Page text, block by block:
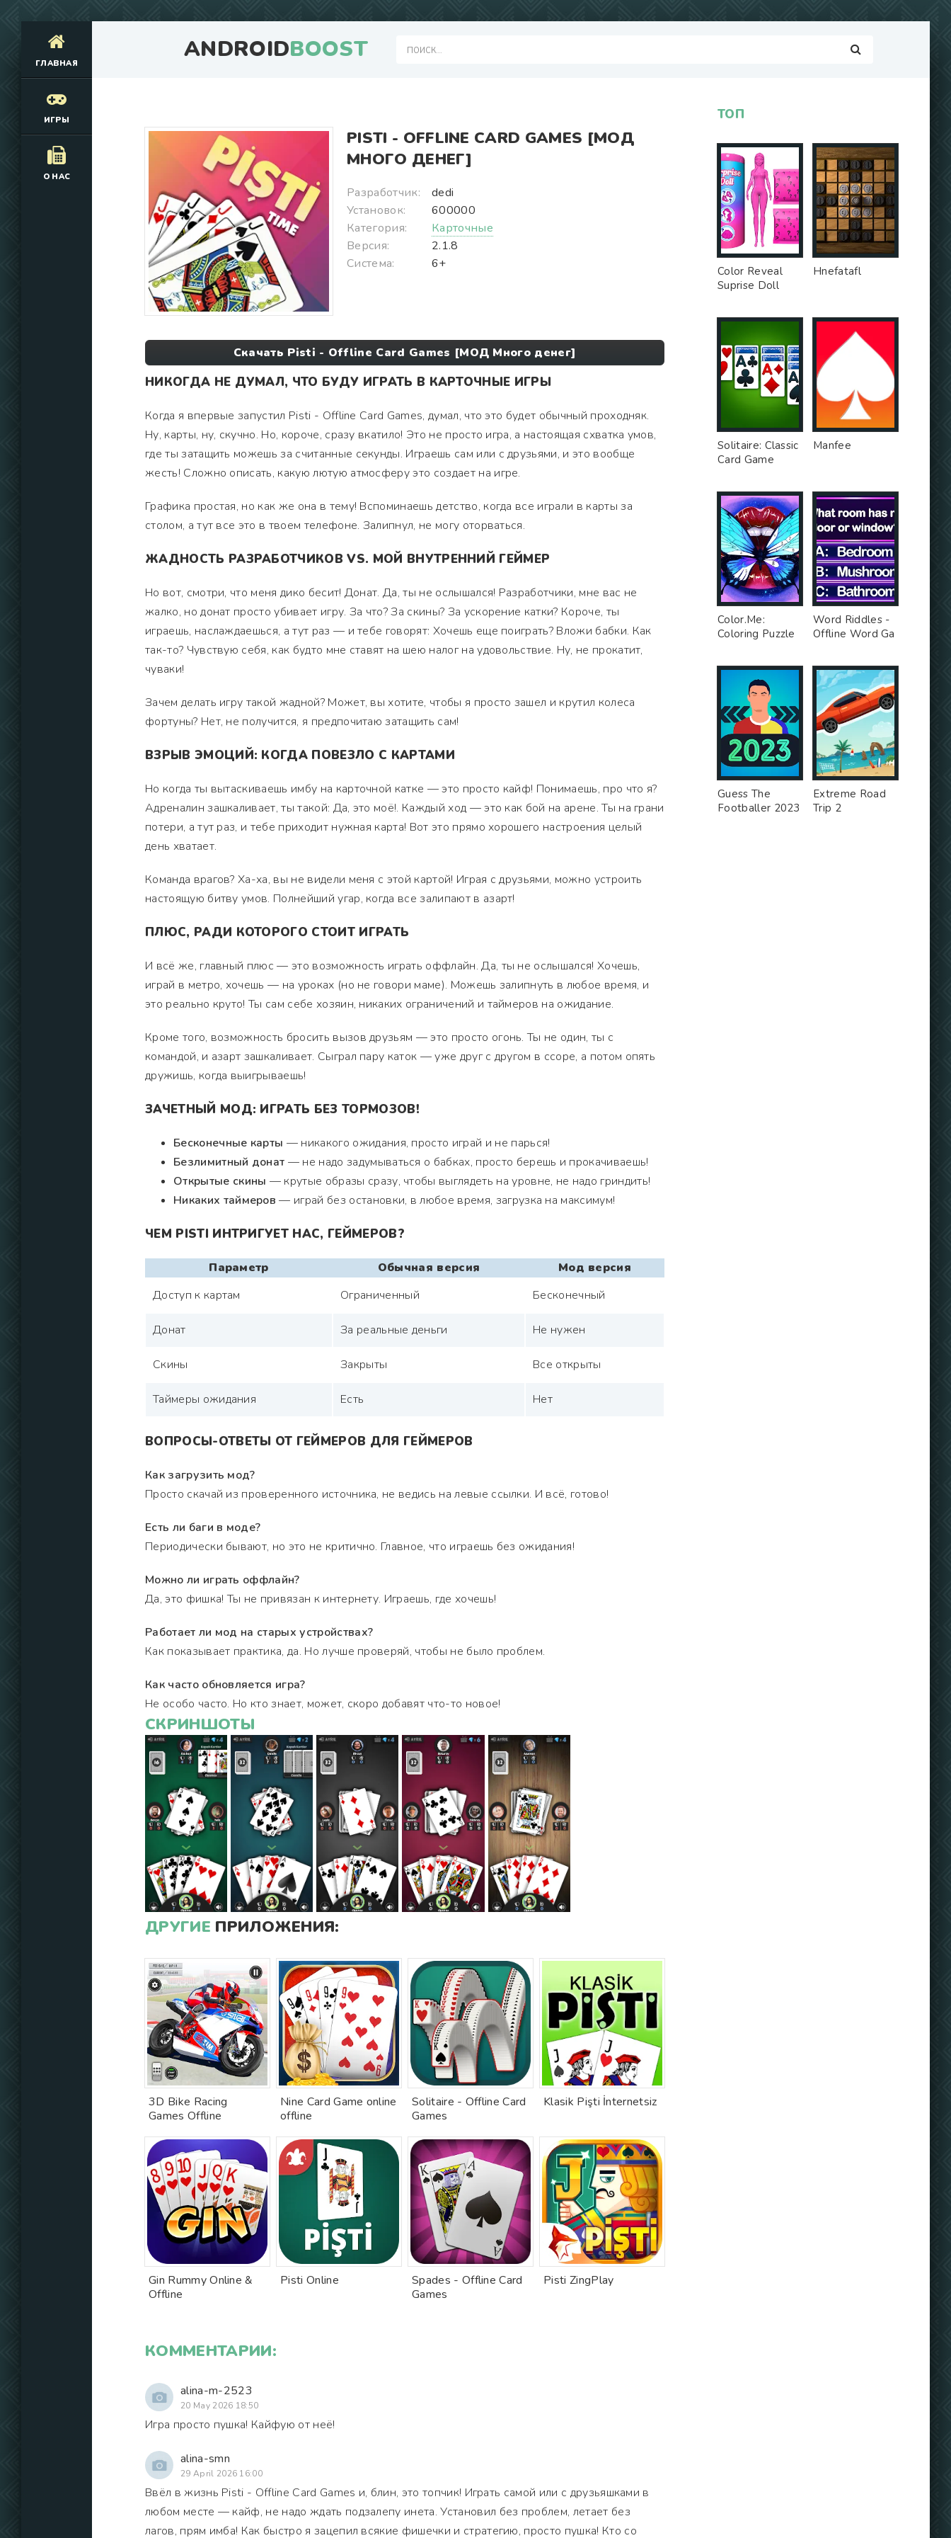
ANDROIDBOOST
ГЛАВНАЯ
ИГРЫ
О НАС
PISTI - OFFLINE CARD GAMES [МОД
МНОГО ДЕНЕГ]
Разработчик:
dedi
Установок:
600000
Категория:
Карточные
Версия:
2.1.8
Система:
6+
Скачать Pisti - Offline Card Games [МОД Много денег]
НИКОГДА НЕ ДУМАЛ, ЧТО БУДУ ИГРАТЬ В КАРТОЧНЫЕ ИГРЫ
Когда я впервые запустил Pisti - Offline Card Games, думал, что это будет обычный проходняк.
Ну, карты, ну, скучно. Но, короче, сразу вкатило! Это не просто игра, а настоящая схватка умов,
где ты затащить можешь за считанные секунды. Играешь сам или с друзьями, и это вообще
жесть! Сложно описать, какую лютую атмосферу это создает на игре.
Графика простая, но как же она в тему! Вспоминаешь детство, когда все играли в карты за
столом, а тут все это в твоем телефоне. Залипнул, не могу оторваться.
ЖАДНОСТЬ РАЗРАБОТЧИКОВ VS. МОЙ ВНУТРЕННИЙ ГЕЙМЕР
Но вот, смотри, что меня дико бесит! Донат. Да, ты не ослышался! Разработчики, мне вас не
жалко, но донат просто убивает игру. За что? За скины? За ускорение катки? Короче, ты
играешь, наслаждаешься, а тут раз — и тебе говорят: Хочешь еще поиграть? Вложи бабки. Как
так-то? Чувствую себя, как будто мне ставят на шею налог на удовольствие. Ну, не прокатит,
чуваки!
Зачем делать игру такой жадной? Может, вы хотите, чтобы я просто зашел и крутил колеса
фортуны? Нет, не получится, я предпочитаю затащить сам!
ВЗРЫВ ЭМОЦИЙ: КОГДА ПОВЕЗЛО С КАРТАМИ
Но когда ты вытаскиваешь имбу на карточной катке — это просто кайф! Понимаешь, про что я?
Адреналин зашкаливает, ты такой: Да, это моё!. Каждый ход — это как бой на арене. Ты на грани
потери, а тут раз, и тебе приходит нужная карта! Вот это прямо хорошего настроения целый
день хватает.
Команда врагов? Ха-ха, вы не видели меня с этой картой! Играя с друзьями, можно устроить
настоящую битву умов. Полнейший угар, когда все залипают в азарт!
ПЛЮС, РАДИ КОТОРОГО СТОИТ ИГРАТЬ
И всё же, главный плюс — это возможность играть оффлайн. Да, ты не ослышался! Хочешь,
играй в метро, хочешь — на уроках (но не говори маме). Можешь залипнуть в любое время, и
это реально круто! Ты сам себе хозяин, никаких ограничений и таймеров на ожидание.
Кроме того, возможность бросить вызов друзьям — это просто огонь. Ты не один, ты с
командой, и азарт зашкаливает. Сыграл пару каток — уже друг с другом в ссоре, а потом опять
дружишь, когда выигрываешь!
ЗАЧЕТНЫЙ МОД: ИГРАТЬ БЕЗ ТОРМОЗОВ!
Бесконечные карты — никакого ожидания, просто играй и не парься!
Безлимитный донат — не надо задумываться о бабках, просто берешь и прокачиваешь!
Открытые скины — крутые образы сразу, чтобы выглядеть на уровне, не надо гриндить!
Никаких таймеров — играй без остановки, в любое время, загрузка на максимум!
ЧЕМ PISTI ИНТРИГУЕТ НАС, ГЕЙМЕРОВ?
Параметр Обычная версия
Мод версия
Доступ к картам
Ограниченный Бесконечный
Донат За реальные деньги Не нужен
Скины Закрыты Все открыты
Таймеры ожидания Есть Нет
ВОПРОСЫ-ОТВЕТЫ ОТ ГЕЙМЕРОВ ДЛЯ ГЕЙМЕРОВ
Как загрузить мод?
Просто скачай из проверенного источника, не ведись на левые ссылки. И всё, готово!
Есть ли баги в моде?
Периодически бывают, но это не критично. Главное, что играешь без ожидания!
Можно ли играть оффлайн?
Да, это фишка! Ты не привязан к интернету. Играешь, где хочешь!
Работает ли мод на старых устройствах?
Как показывает практика, да. Но лучше проверяй, чтобы не было проблем.
Как часто обновляется игра?
Не особо часто. Но кто знает, может, скоро добавят что-то новое!
СКРИНШОТЫ
ДРУГИЕ ПРИЛОЖЕНИЯ:
3D Bike Racing
Games Offline
Nine Card Game online
offline
Solitaire - Offline Card
Games
Klasik Pişti İnternetsiz
Gin Rummy Online &
Offline
Pisti Online
Spades - Offline Card
Games
Pisti ZingPlay
КОММЕНТАРИИ:
alina-m-2523
20 May 2026 18:50
Игра просто пушка! Кайфую от неё!
alina-smn
29 April 2026 16:00
Ввёл в жизнь Pisti - Offline Card Games и, блин, это топчик! Играть самой или с друзьяшками в
любом месте — кайф, не надо ждать подзалепу инета. Установил без проблем, летает без
лагов, прям имба! Как быстро я зацепил всякие фишечки и стратегию, просто пушка! Кто со
ТОП
Color Reveal
Suprise Doll
Hnefatafl
Solitaire: Classic
Card Game
Manfee
Color.Me:
Coloring Puzzle
Word Riddles -
Offline Word Ga
Guess The
Footballer 2023
Extreme Road
Trip 2